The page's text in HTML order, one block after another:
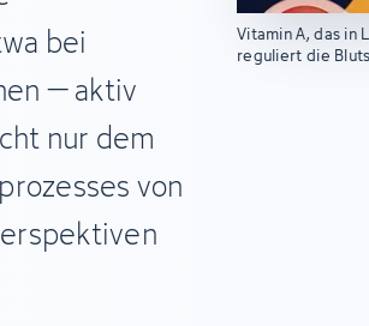
bei
– aktiv
nur dem
von
Vitamin A, das in
reguliert die